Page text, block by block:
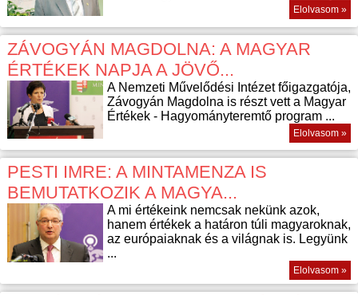
Elolvasom »
ZÁVOGYÁN MAGDOLNA: A MAGYAR
ÉRTÉKEK NAPJA A JÖVŐ...
A Nemzeti Művelődési Intézet főigazgatója,
Závogyán Magdolna is részt vett a Magyar
Értékek - Hagyományteremtő program ...
Elolvasom »
PESTI IMRE: A MINTAMENZA IS
BEMUTATKOZIK A MAGYA...
A mi értékeink nemcsak nekünk azok,
hanem értékek a határon túli magyaroknak,
az európaiaknak és a világnak is. Legyünk
...
Elolvasom »